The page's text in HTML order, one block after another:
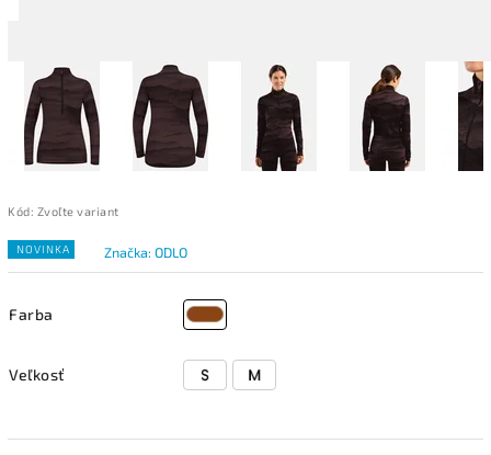
Kód: Zvoľte variant
NOVINKA Značka: ODLO
Farba
Veľkosť